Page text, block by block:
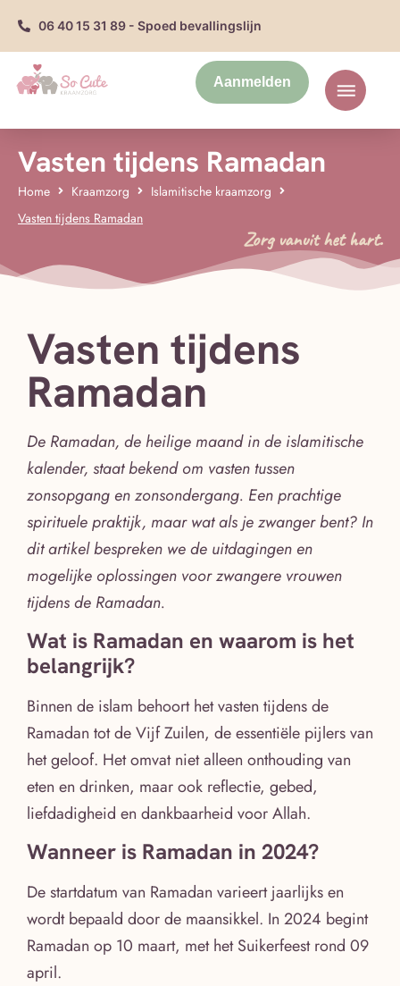
06 40 15 31 89 - Spoed bevallingslijn
Aanmelden
Vasten tijdens Ramadan
Home Kraamzorg
Islamitische kraamzorg
Vasten tijdens Ramadan
Zorg vanuit het hart.
Vasten tijdens
Ramadan
De Ramadan, de heilige maand in de islamitische
kalender, staat bekend om vasten tussen
zonsopgang en zonsondergang. Een prachtige
spirituele praktijk, maar wat als je zwanger bent? In
dit artikel bespreken we de uitdagingen en
mogelijke oplossingen voor zwangere vrouwen
tijdens de Ramadan.
Wat is Ramadan en waarom is het
belangrijk?
Binnen de islam behoort het vasten tijdens de
Ramadan tot de Vijf Zuilen, de essentiële pijlers van
het geloof. Het omvat niet alleen onthouding van
eten en drinken, maar ook reflectie, gebed,
liefdadigheid en dankbaarheid voor Allah.
Wanneer is Ramadan in 2024?
De startdatum van Ramadan varieert jaarlijks en
wordt bepaald door de maansikkel. In 2024 begint
Ramadan op 10 maart, met het Suikerfeest rond 09
april.